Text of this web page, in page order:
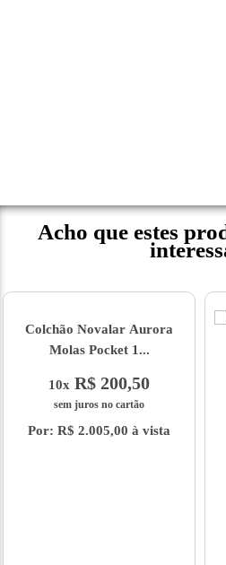
Acho que estes
Colchão Novalar Aurora
Molas Pocket 1...
10x R$ 200,50
sem juros no cartão
Por: R$ 2.005,00 à vista